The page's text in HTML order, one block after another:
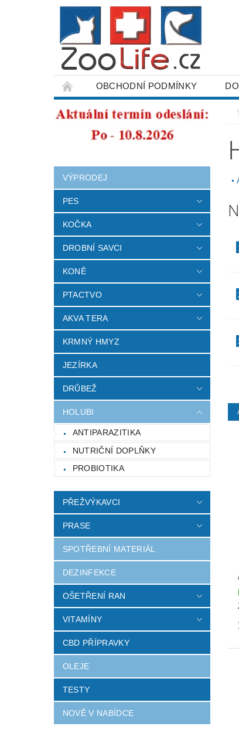
OBCHODNÍ PODMÍNKY
ODSTOUPENÍ OD SMLOUVY
VÝPRODEJ
PES
KOČKA
DROBNÍ SAVCI
KONĚ
PTACTVO
AKVA TERA
KRMNÝ HMYZ
JEZÍRKA
DRŮBEŽ
HOLUBI
ANTIPARAZITIKA
NUTRIČNÍ DOPLŇKY
PROBIOTIKA
PŘEŽVÝKAVCI
PRASE
SPOTŘEBNÍ MATERIÁL
DEZINFEKCE
OŠETŘENÍ RAN
VITAMÍNY
CBD PŘÍPRAVKY
OLEJE
TESTY
NOVĚ V NABÍDCE